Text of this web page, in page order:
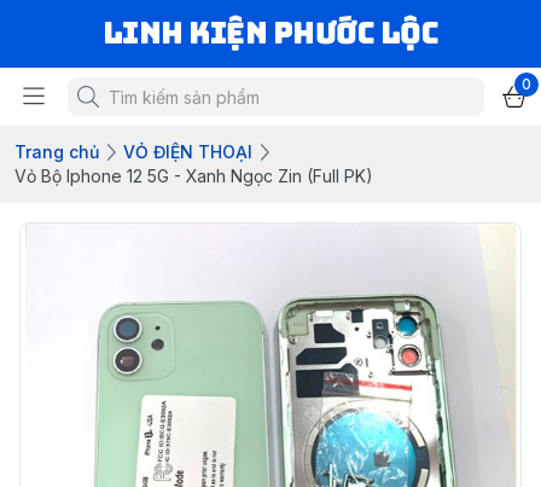
LINH KIỆN PHƯỚC LỘC
0
Trang chủ
VỎ ĐIỆN THOẠI
Vỏ Bộ Iphone 12 5G - Xanh Ngọc Zin (Full PK)